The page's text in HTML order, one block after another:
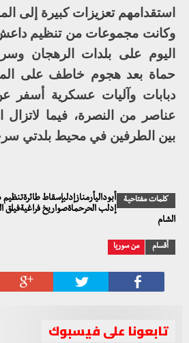
استقدامهم تعزيزات كبيرة إلى
وكانت مجموعات من تنظيم
اليوم على بلدات الرهجان
حماة بعد هجوم خاطف على
دبابات وآليات عسكرية أسفر
عناصر من النصرة، فيما لاتزال
بين الطرفين في محيط بلدتي
كلمات مفتاحية
أبوداليأرمنازإدلبإسقاط
إدلب الحرحماةصواريخ فراغيةفيلق
الشام
أقسام من سوريا
تابعونا على فيسبوك